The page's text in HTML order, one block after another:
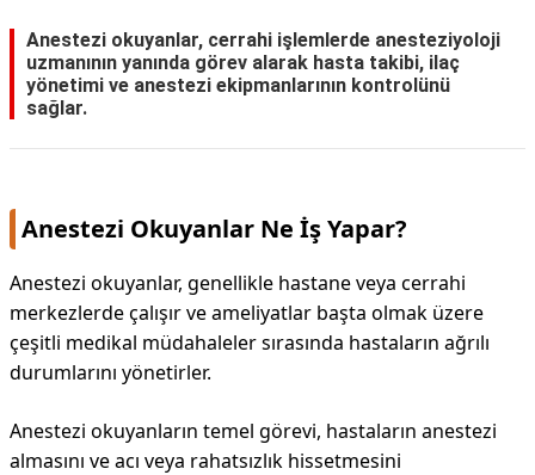
BLOG
Anestezi okuyanlar, cerrahi işlemlerde anesteziyoloji
uzmanının yanında görev alarak hasta takibi, ilaç
yönetimi ve anestezi ekipmanlarının kontrolünü
sağlar.
Anestezi Okuyanlar Ne İş Yapar?
Anestezi okuyanlar, genellikle hastane veya cerrahi
merkezlerde çalışır ve ameliyatlar başta olmak üzere
çeşitli medikal müdahaleler sırasında hastaların ağrılı
durumlarını yönetirler.
Anestezi okuyanların temel görevi, hastaların anestezi
almasını ve acı veya rahatsızlık hissetmesini